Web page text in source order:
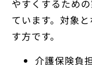
やすくするため
ています。対象
す方です。
介護保険負